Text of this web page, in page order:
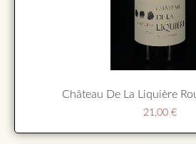
Château De La Liquière
21,00 €